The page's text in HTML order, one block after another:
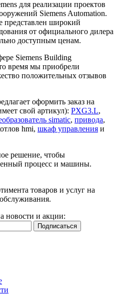
для реализации проектов
Siemens Automation.
широкий
от официального дилера
доступным ценам.
Siemens Building
время мы приобрели
положительных отзывов
оформить заказ на
свой артикул): PXG3.L,
simatic, привода,
hmi, шкаф управления и
решение, чтобы
процесс и машины.
товаров и услуг на
новости и акции: